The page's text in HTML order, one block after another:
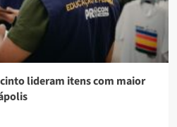
lideram itens com maior